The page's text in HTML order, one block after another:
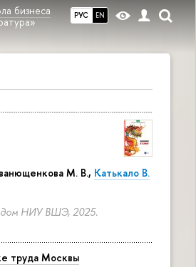
РУС EN
бизнеса
М. В., Катькало В.
дом НИУ ВШЭ, 2025.
труда Москвы